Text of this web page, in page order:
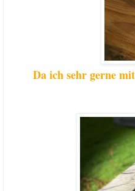
Da ich sehr gerne